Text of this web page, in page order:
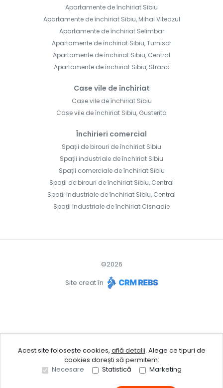
Apartamente de închiriat Sibiu
Apartamente de închiriat Sibiu, Mihai Viteazul
Apartamente de închiriat Selimbar
Apartamente de închiriat Sibiu, Turnisor
Apartamente de închiriat Sibiu, Central
Apartamente de închiriat Sibiu, Strand
Case vile de închiriat
Case vile de închiriat Sibiu
Case vile de închiriat Sibiu, Gusterita
Închirieri comercial
Spații de birouri de închiriat Sibiu
Spații industriale de închiriat Sibiu
Spații comerciale de închiriat Sibiu
Spații de birouri de închiriat Sibiu, Central
Spații industriale de închiriat Sibiu, Central
Spații industriale de închiriat Cisnadie
©2026
Site creat în
Acest site folosește cookies, află detalii. Alege ce tipuri de
cookies dorești să permitem:
Necesare
Statistică Marketing